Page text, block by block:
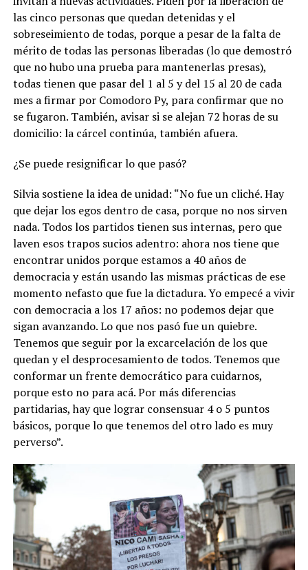
las cinco personas que quedan detenidas y el
sobreseimiento de todas, porque a pesar de la falta de
mérito de todas las personas liberadas (lo que demostró
que no hubo una prueba para mantenerlas presas),
todas tienen que pasar del 1 al 5 y del 15 al 20 de cada
mes a firmar por Comodoro Py, para confirmar que no
se fugaron. También, avisar si se alejan 72 horas de su
domicilio: la cárcel continúa, también afuera.
¿Se puede resignificar lo que pasó?
Silvia sostiene la idea de unidad: “No fue un cliché. Hay
que dejar los egos dentro de casa, porque no nos sirven
nada. Todos los partidos tienen sus internas, pero que
laven esos trapos sucios adentro: ahora nos tiene que
encontrar unidos porque estamos a 40 años de
democracia y están usando las mismas prácticas de ese
momento nefasto que fue la dictadura. Yo empecé a vivir
con democracia a los 17 años: no podemos dejar que
sigan avanzando. Lo que nos pasó fue un quiebre.
Tenemos que seguir por la excarcelación de los que
quedan y el desprocesamiento de todos. Tenemos que
conformar un frente democrático para cuidarnos,
porque esto no para acá. Por más diferencias
partidarias, hay que lograr consensuar 4 o 5 puntos
básicos, porque lo que tenemos del otro lado es muy
perverso”.